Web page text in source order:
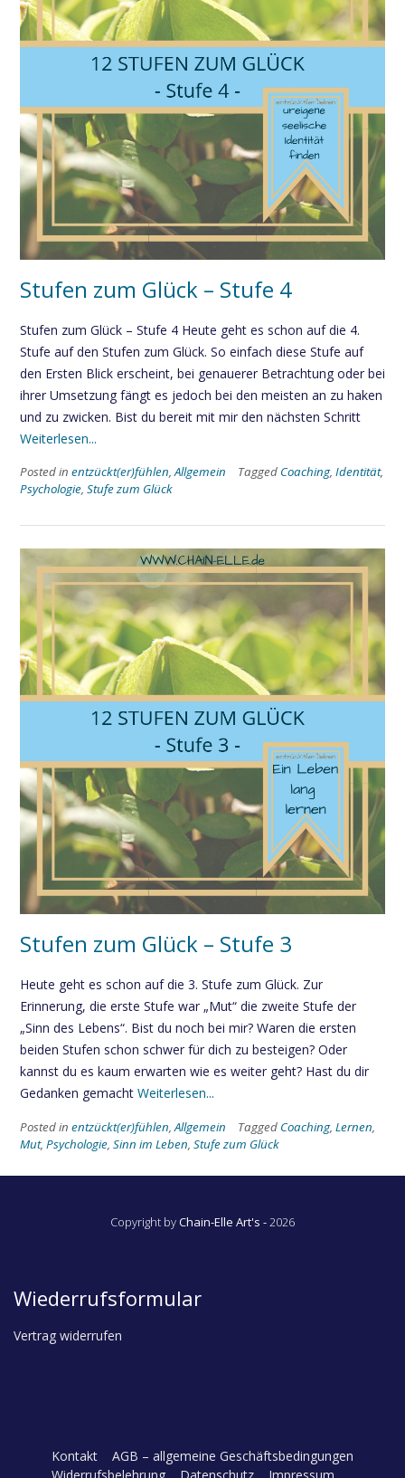
Stufen zum Glück – Stufe 4
Stufen zum Glück – Stufe 4 Heute geht es schon auf die 4.
Stufe auf den Stufen zum Glück. So einfach diese Stufe auf
den Ersten Blick erscheint, bei genauerer Betrachtung oder bei
ihrer Umsetzung fängt es jedoch bei den meisten an zu haken
und zu zwicken. Bist du bereit mit mir den nächsten Schritt
Weiterlesen...
Posted in entzückt(er)fühlen,Allgemein Tagged Coaching, Identität,
Psychologie, Stufe zum Glück
Stufen zum Glück – Stufe 3
Heute geht es schon auf die 3. Stufe zum Glück. Zur
Erinnerung, die erste Stufe war „Mut“ die zweite Stufe der
„Sinn des Lebens“. Bist du noch bei mir? Waren die ersten
beiden Stufen schon schwer für dich zu besteigen? Oder
kannst du es kaum erwarten wie es weiter geht? Hast du dir
Gedanken gemacht Weiterlesen...
Posted in entzückt(er)fühlen,Allgemein Tagged Coaching, Lernen,
Mut, Psychologie, Sinn im Leben, Stufe zum Glück
Copyright byChain-Elle Art's -2026
Wiederrufsformular
Vertrag widerrufen
Kontakt
AGB – allgemeine Geschäftsbedingungen